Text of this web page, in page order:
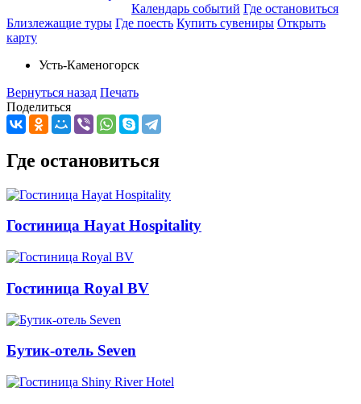
Календарь событий Где остановиться
Близлежащие туры Где поесть Купить сувениры Открыть
карту
Усть-Каменогорск
Вернуться назад Печать
Поделиться
Где остановиться
Гостиница Hayat Hospitality
Гостиница Royal BV
Бутик-отель Seven